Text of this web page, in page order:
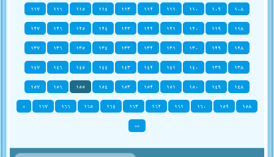
١٠٨
١٠٩ ١١٠ ١١١ ١١٢ ١١٣ ١١٤ ١١٥ ١١٦
١١٧
١١٨
١١٩ ١٢٠ ١٢١ ١٢٢ ١٢٣ ١٢٤ ١٢٥ ١٢٦
١٢٧
١٢٨
١٢٩ ١٣٠ ١٣١ ١٣٢ ١٣٣ ١٣٤ ١٣٥ ١٣٦
١٣٧
١٣٨
١٣٩ ١٤٠ ١٤١ ١٤٢ ١٤٣ ١٤٤ ١٤٥ ١٤٦
١٤٧
١٤٨
١٤٩ ١٥٠ ١٥١ ١٥٢ ١٥٣ ١٥٤ ١٥٥ ١٥٦
١٥٧
١٥٨
١٥٩ ١٦٠ ١٦١ ١٦٢ ١٦٣ ١٦٤ ١٦٥ ١٦٦ ١٦٧
»
»»